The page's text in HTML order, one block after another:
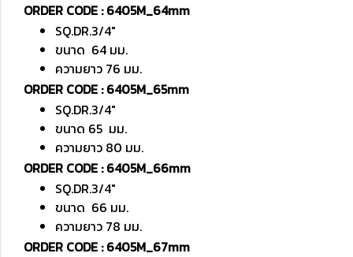
ORDER CODE : 6405M_64mm
SQ.DR.3/4"
ขนาด 64 มม.
ความยาว 76 มม.
ORDER CODE : 6405M_65mm
SQ.DR.3/4"
ขนาด 65 มม.
ความยาว 80 มม.
ORDER CODE : 6405M_66mm
SQ.DR.3/4"
ขนาด 66 มม.
ความยาว 78 มม.
ORDER CODE : 6405M_67mm